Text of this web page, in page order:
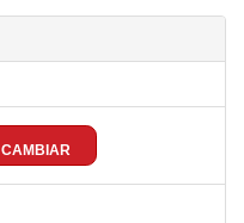
CAMBIAR